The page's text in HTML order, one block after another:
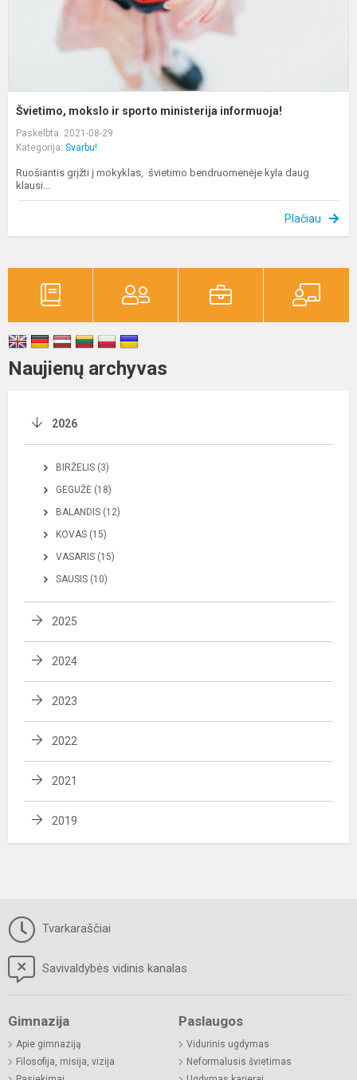
Švietimo, mokslo ir sporto ministerija informuoja!
Paskelbta: 2021-08-29
Kategorija: Svarbu!
Ruošiantis grįžti į mokyklas, švietimo bendruomenėje kyla daug
klausi...
Plačiau
Naujienų archyvas
2026
BIRŽELIS (3)
GEGUŽĖ (18)
BALANDIS (12)
KOVAS (15)
VASARIS (15)
SAUSIS (10)
2025
2024
2023
2022
2021
2019
Tvarkaraščiai
Savivaldybės vidinis kanalas
Gimnazija
Apie gimnaziją
Filosofija, misija, vizija
Paslaugos
Vidurinis ugdymas
Neformalusis švietimas